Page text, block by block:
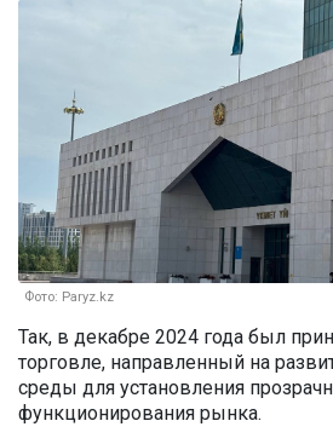
Фото: Paryz.kz
Так, в декабре 2024 года был
торговле, направленный на
среды для установления
функционирования рынка.